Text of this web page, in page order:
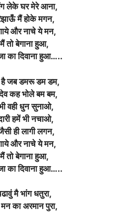
लेके घर मेरे आना,
मैं होके मगन,
और नाचे ये मन,
तो बेगाना हुआ,
का दिवाना हुआ…..
है जब डमरू डम डम,
कह भोले बम बम,
वही धुन सुनाओ,
हमें भी नचाओ,
ही लागी लगन,
और नाचे ये मन,
तो बेगाना हुआ,
का दिवाना हुआ…..
मै भांग धतुरा,
का अरमान पुरा,